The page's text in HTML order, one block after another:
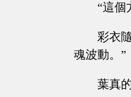
“這個
彩衣
魂波動。”
葉真